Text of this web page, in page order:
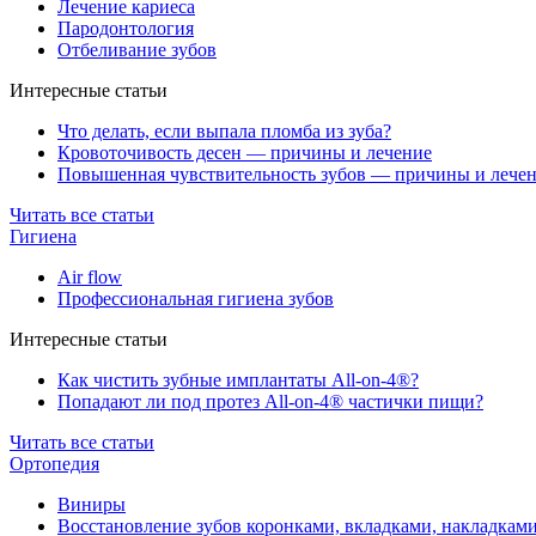
Лечение кариеса
Пародонтология
Отбеливание зубов
Интересные статьи
Что делать, если выпала пломба из зуба?
Кровоточивость десен — причины и лечение
Повышенная чувствительность зубов — причины и
Читать все статьи
Гигиена
Air flow
Профессиональная гигиена зубов
Интересные статьи
Как чистить зубные имплантаты All-on-4®?
Попадают ли под протез All-on-4® частички пищи?
Читать все статьи
Ортопедия
Виниры
Восстановление зубов коронками, вкладками, накладками